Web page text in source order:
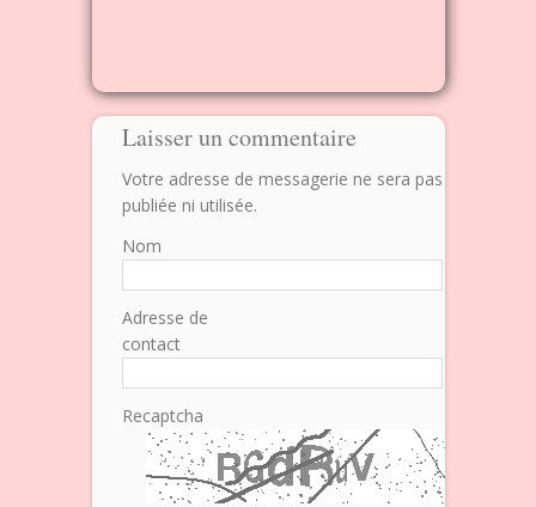
Laisser un commentaire
Votre adresse de messagerie ne sera pas
publiée ni utilisée.
Nom
Adresse de
contact
Recaptcha